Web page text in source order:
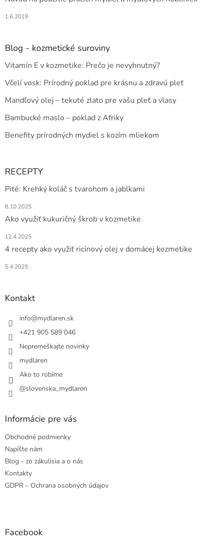
1.6.2019
Blog - kozmetické suroviny
Vitamín E v kozmetike: Prečo je nevyhnutný?
Včelí vosk: Prírodný poklad pre krásnu a zdravú pleť
Mandľový olej – tekuté zlato pre vašu pleť a vlasy
Bambucké maslo – poklad z Afriky
Benefity prírodných mydiel s kozím mliekom
RECEPTY
Pité: Krehký koláč s tvarohom a jablkami
8.10.2025
Ako využiť kukuričný škrob v kozmetike
12.4.2025
4 recepty ako využiť ricínový olej v domácej kozmetike
5.4.2025
Kontakt
info@mydlaren.sk
+421 905 589 046
Nepremeškajte novinky
mydlaren
Ako to robíme
@slovenska_mydlaren
Informácie pre vás
Obchodné podmienky
Napíšte nám
Blog - zo zákulisia a o nás
Kontakty
GDPR – Ochrana osobných údajov
Facebook